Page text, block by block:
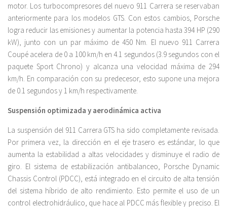
motor. Los turbocompresores del nuevo 911 Carrera se reservaban
anteriormente para los modelos GTS. Con estos cambios, Porsche
logra reducir las emisiones y aumentar la potencia hasta 394 HP (290
kW), junto con un par máximo de 450 Nm. El nuevo 911 Carrera
Coupé acelera de 0 a 100 km/h en 4.1 segundos (3.9 segundos con el
paquete Sport Chrono) y alcanza una velocidad máxima de 294
km/h. En comparación con su predecesor, esto supone una mejora
de 0.1 segundos y 1 km/h respectivamente.
Suspensión optimizada y aerodinámica activa
La suspensión del 911 Carrera GTS ha sido completamente revisada.
Por primera vez, la dirección en el eje trasero es estándar, lo que
aumenta la estabilidad a altas velocidades y disminuye el radio de
giro. El sistema de estabilización antibalanceo, Porsche Dynamic
Chassis Control (PDCC), está integrado en el circuito de alta tensión
del sistema híbrido de alto rendimiento. Esto permite el uso de un
control electrohidráulico, que hace al PDCC más flexible y preciso. El